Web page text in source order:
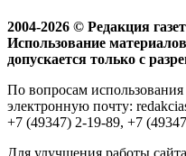
2004-2026 © Редакция
Использование
допускается только с
По вопросам
электронную почту:
+7 (49347) 2-19-89, +7